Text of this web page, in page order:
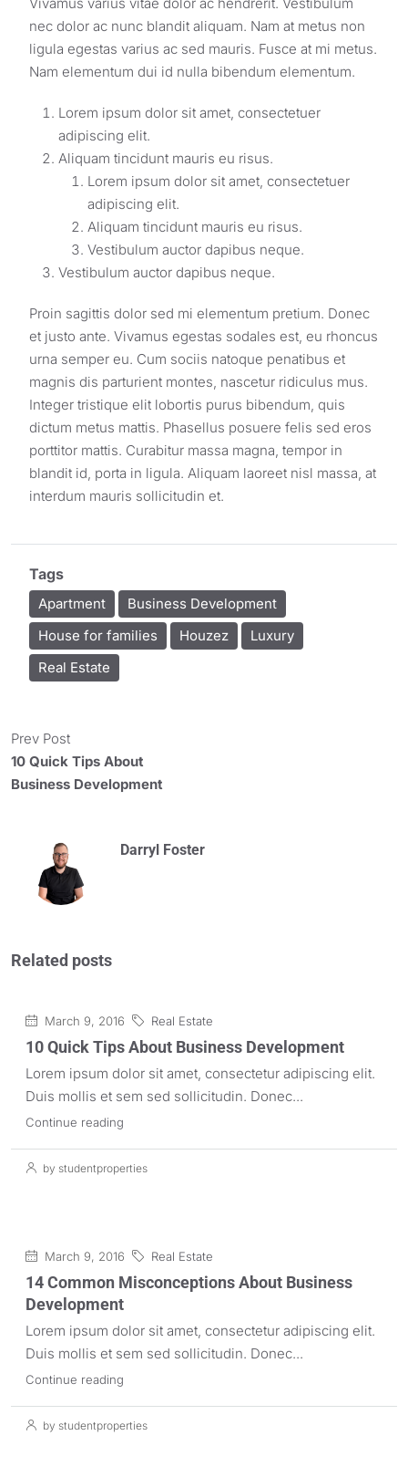
nec dolor ac nunc blandit aliquam. Nam at metus non
ligula egestas varius ac sed mauris. Fusce at mi metus.
Nam elementum dui id nulla bibendum elementum.
Lorem ipsum dolor sit amet, consectetuer
adipiscing elit.
Aliquam tincidunt mauris eu risus.
Lorem ipsum dolor sit amet, consectetuer
adipiscing elit.
Aliquam tincidunt mauris eu risus.
Vestibulum auctor dapibus neque.
Vestibulum auctor dapibus neque.
Proin sagittis dolor sed mi elementum pretium. Donec
et justo ante. Vivamus egestas sodales est, eu rhoncus
urna semper eu. Cum sociis natoque penatibus et
magnis dis parturient montes, nascetur ridiculus mus.
Integer tristique elit lobortis purus bibendum, quis
dictum metus mattis. Phasellus posuere felis sed eros
porttitor mattis. Curabitur massa magna, tempor in
blandit id, porta in ligula. Aliquam laoreet nisl massa, at
interdum mauris sollicitudin et.
Tags
Apartment
Business Development
House for families
Houzez
Luxury
Real Estate
Prev Post
10 Quick Tips About
Business Development
Darryl Foster
Related posts
March 9, 2016 Real Estate
10 Quick Tips About Business Development
Lorem ipsum dolor sit amet, consectetur adipiscing elit.
Duis mollis et sem sed sollicitudin. Donec...
Continue reading
by studentproperties
March 9, 2016 Real Estate
14 Common Misconceptions About Business
Development
Lorem ipsum dolor sit amet, consectetur adipiscing elit.
Duis mollis et sem sed sollicitudin. Donec...
Continue reading
by studentproperties